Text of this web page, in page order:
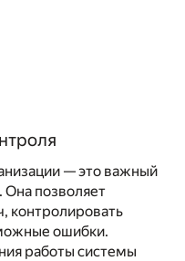
— это важный
позволяет
контролировать
ошибки.
работы системы